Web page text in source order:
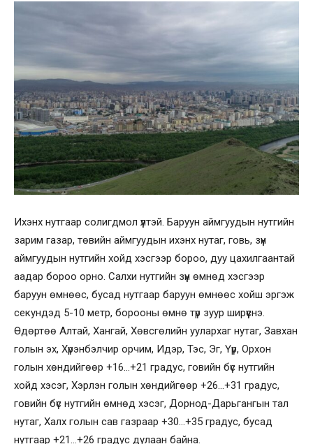
Ихэнх нутгаар солигдмол үүлтэй. Баруун аймгуудын нутгийн
зарим газар, төвийн аймгуудын ихэнх нутаг, говь, зүүн
аймгуудын нутгийн хойд хэсгээр бороо, дуу цахилгаантай
аадар бороо орно. Салхи нутгийн зүүн өмнөд хэсгээр
баруун өмнөөс, бусад нутгаар баруун өмнөөс хойш эргэж
секундэд 5-10 метр, борооны өмнө түр зуур ширүүснэ.
Өдөртөө Алтай, Хангай, Хөвсгөлийн уулархаг нутаг, Завхан
голын эх, Хүрэнбэлчир орчим, Идэр, Тэс, Эг, Үүр, Орхон
голын хөндийгөөр +16…+21 градус, говийн бүс нутгийн
хойд хэсэг, Хэрлэн голын хөндийгөөр +26…+31 градус,
говийн бүс нутгийн өмнөд хэсэг, Дорнод-Дарьгангын тал
нутаг, Халх голын сав газраар +30…+35 градус, бусад
нутгаар +21…+26 градус дулаан байна.